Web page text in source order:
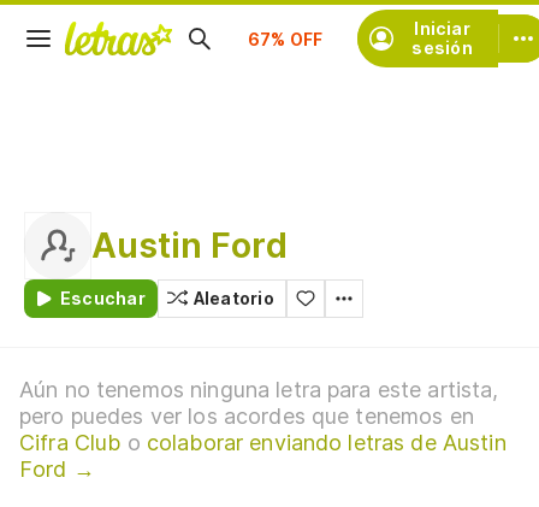
Iniciar
sesión
Suscríbete
Austin Ford
Escuchar Aleatorio
Aún no tenemos ninguna letra para este artista,
pero puedes ver los acordes que tenemos en
Cifra Club o colaborar enviando letras de Austin
Ford →